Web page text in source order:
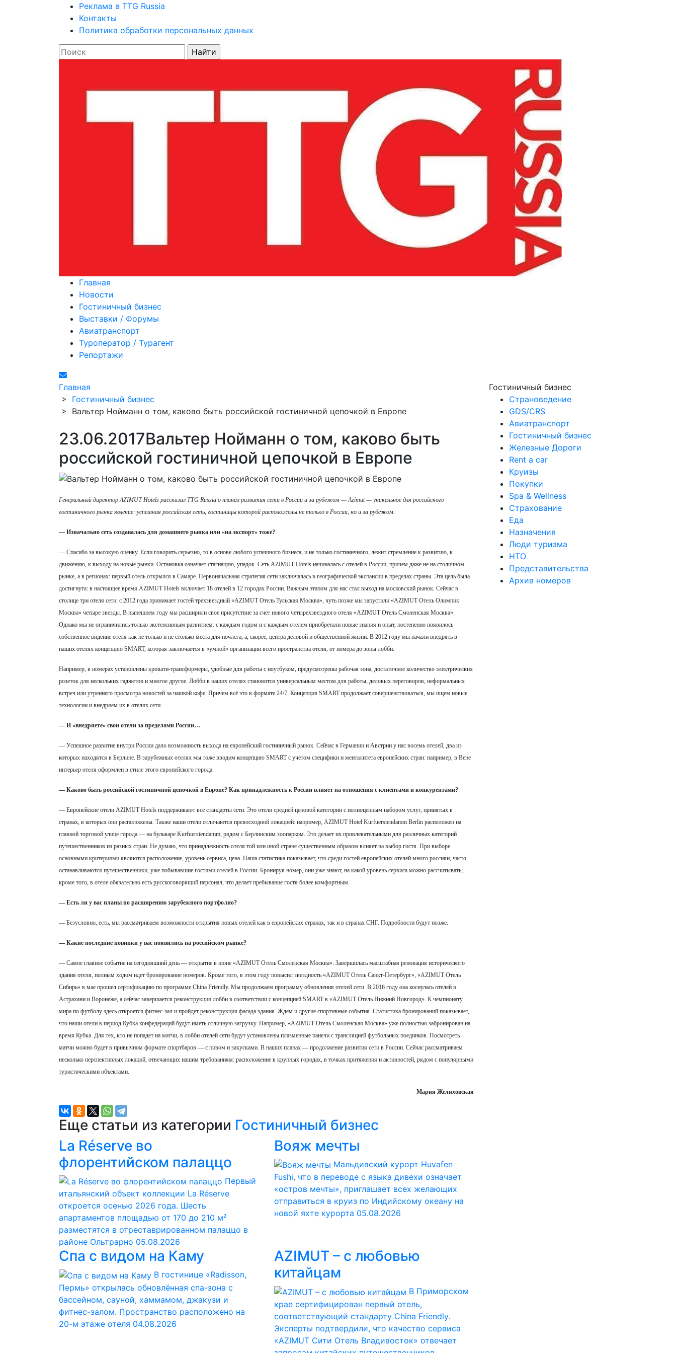
Реклама в TTG Russia
Контакты
Политика обработки персональных данных
Главная
Новости
Гостиничный бизнес
Выставки / Форумы
Авиатранспорт
Туроператор / Турагент
Репортажи
Главная
> Гостиничный бизнес
> Вальтер Нойманн о том, каково быть российской гостиничной цепочкой в Европе
23.06.2017Вальтер Нойманн о том, каково быть
российской гостиничной цепочкой в Европе
Генеральный директор AZIMUT Hotels рассказал TTG Russia о планах развития сети в России и за рубежом — Azimut — уникальное для российского
гостиничного рынка явление: успешная российская сеть, гостиницы которой расположены не только в России, но и за рубежом.
— Изначально сеть создавалась для домашнего рынка или «на экспорт» тоже?
— Спасибо за высокую оценку. Если говорить серьезно, то в основе любого успешного бизнеса, и не только гостиничного, лежит стремление к развитию, к
движению, к выходу на новые рынки. Остановка означает стагнацию, упадок. Сеть AZIMUT Hotels начиналась с отелей в России, причем даже не на столичном
рынке, а в регионах: первый отель открылся в Самаре. Первоначальная стратегия сети заключалась в географической экспансии в пределах страны. Эта цель была
достигнута: в настоящее время AZIMUT Hotels включает 18 отелей в 12 городах России. Важным этапом для нас стал выход на московский рынок. Сейчас в
столице три отеля сети: с 2012 года принимает гостей трехзвездный «AZIMUT Отель Тульская Москва», чуть позже мы запустили «AZIMUT Отель Олимпик
Москва» четыре звезды. В нынешнем году мы расширили свое присутствие за счет нового четырехзвездного отеля «AZIMUT Отель Смоленская Москва».
Однако мы не ограничились только экстенсивным развитием: с каждым годом и с каждым отелем приобретали новые знания и опыт, постепенно появилось
собственное видение отеля как не только и не столько места для ночлега, а, скорее, центра деловой и общественной жизни. В 2012 году мы начали внедрять в
наших отелях концепцию SMART, которая заключается в «умной» организации всего пространства отеля, от номера до зоны лобби.
Например, в номерах установлены кровати-трансформеры, удобные для работы с ноутбуком, предусмотрены рабочая зона, достаточное количество электрических
розеток для нескольких гаджетов и многое другое. Лобби в наших отелях становится универсальным местом для работы, деловых переговоров, неформальных
встреч или утреннего просмотра новостей за чашкой кофе. Причем всё это в формате 24/7. Концепция SMART продолжает совершенствоваться, мы ищем новые
технологии и внедряем их в отелях сети.
— И «внедряете» свои отели за пределами России…
— Успешное развитие внутри России дало возможность выхода на европейский гостиничный рынок. Сейчас в Германии и Австрии у нас восемь отелей, два из
которых находятся в Берлине. В зарубежных отелях мы тоже вводим концепцию SMART с учетом специфики и менталитета европейских стран: например, в Вене
интерьер отеля оформлен в стиле этого европейского города.
— Каково быть российской гостиничной цепочкой в Европе? Как принадлежность к России влияет на отношения с клиентами и конкурентами?
— Европейские отели AZIMUT Hotels поддерживают все стандарты сети. Это отели средней ценовой категории с полноценным набором услуг, принятых в
странах, в которых они расположены. Также наши отели отличаются превосходной локацией: например, AZIMUT Hotel Kurfuerstendamm Berlin расположен на
главной торговой улице города — на бульваре Kurfuerstendamm, рядом с Берлинским зоопарком. Это делает их привлекательными для различных категорий
путешественников из разных стран. Не думаю, что принадлежность отеля той или иной стране существенным образом влияет на выбор гостя. При выборе
основными критериями являются расположение, уровень сервиса, цена. Наша статистика показывает, что среди гостей европейских отелей много россиян, часто
останавливаются путешественники, уже побывавшие гостями отелей в России. Бронируя номер, они уже знают, на какой уровень сервиса можно рассчитывать;
кроме того, в отеле обязательно есть русскоговорящий персонал, что делает пребывание гостя более комфортным.
— Есть ли у вас планы по расширению зарубежного портфолио?
— Безусловно, есть, мы рассматриваем возможности открытия новых отелей как в европейских странах, так и в странах СНГ. Подробности будут позже.
— Какие последние новинки у вас появились на российском рынке?
— Самое главное событие на сегодняшний день — открытие в июне «AZIMUT Отель Смоленская Москва». Завершилась масштабная реновация исторического
здания отеля, полным ходом идет бронирование номеров. Кроме того, в этом году повысил звездность «AZIMUT Отель Санкт-Петербург», «AZIMUT Отель
Сибирь» в мае прошел сертификацию по программе China Friendly. Мы продолжаем программу обновления отелей сети. В 2016 году она коснулась отелей в
Астрахани и Воронеже, а сейчас завершается реконструкция лобби в соответствии с концепцией SMART в «AZIMUT Отель Нижний Новгород». К чемпионату
мира по футболу здесь откроется фитнес-зал и пройдет реконструкция фасада здания. Ждем и другие спортивные события. Статистика бронирований показывает,
что наши отели в период Кубка конфедераций будут иметь отличную загрузку. Например, «AZIMUT Отель Смоленская Москва» уже полностью забронирован на
время Кубка. Для тех, кто не попадет на матчи, в лобби отелей сети будут установлены плазменные панели с трансляцией футбольных поединков. Посмотреть
матчи можно будет в привычном формате спортбаров — с пивом и закусками. В наших планах — продолжение развития сети в России. Сейчас рассматриваем
несколько перспективных локаций, отвечающих нашим требованиям: расположение в крупных городах, в точках притяжения и активностей, рядом с популярными
туристическими объектами.
Мария Желиховская
Еще статьи из категории Гостиничный бизнес
La Réserve во
флорентийском палаццо
Первый
итальянский объект коллекции La Réserve
откроется осенью 2026 года. Шесть
апартаментов площадью от 170 до 210 м²
разместятся в отреставрированном палаццо в
районе Ольтрарно 05.08.2026
Вояж мечты
Мальдивский курорт Huvafen
Fushi, что в переводе с языка дивехи означает
«остров мечты», приглашает всех желающих
отправиться в круиз по Индийскому океану на
новой яхте курорта 05.08.2026
Спа с видом на Каму
В гостинице «Radisson,
Пермь» открылась обновлённая спа-зона с
бассейном, сауной, хаммамом, джакузи и
фитнес-залом. Пространство расположено на
20-м этаже отеля 04.08.2026
AZIMUT – с любовью
китайцам
В Приморском
крае сертифицирован первый отель,
соответствующий стандарту China Friendly.
Эксперты подтвердили, что качество сервиса
«AZIMUT Сити Отель Владивосток» отвечает
Гостиничный бизнес
Страноведение
GDS/CRS
Авиатранспорт
Гостиничный бизнес
Железные Дороги
Rent a car
Круизы
Покупки
Spa & Wellness
Страхование
Еда
Назначения
Люди туризма
НТО
Представительства
Архив номеров